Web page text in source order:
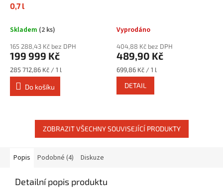
0,7 l
Skladem (2 ks)
165 288,43 Kč bez DPH
199 999 Kč
Měrná
cena:
285 712,86 Kč / 1 l
Do košíku
Vyprodáno
404,88 Kč bez DPH
489,90 Kč
Měrná
cena:
699,86 Kč / 1 l
DETAIL
ZOBRAZIT VŠECHNY SOUVISEJÍCÍ PRODUKTY
Popis Podobné (4) Diskuze
Detailní popis produktu